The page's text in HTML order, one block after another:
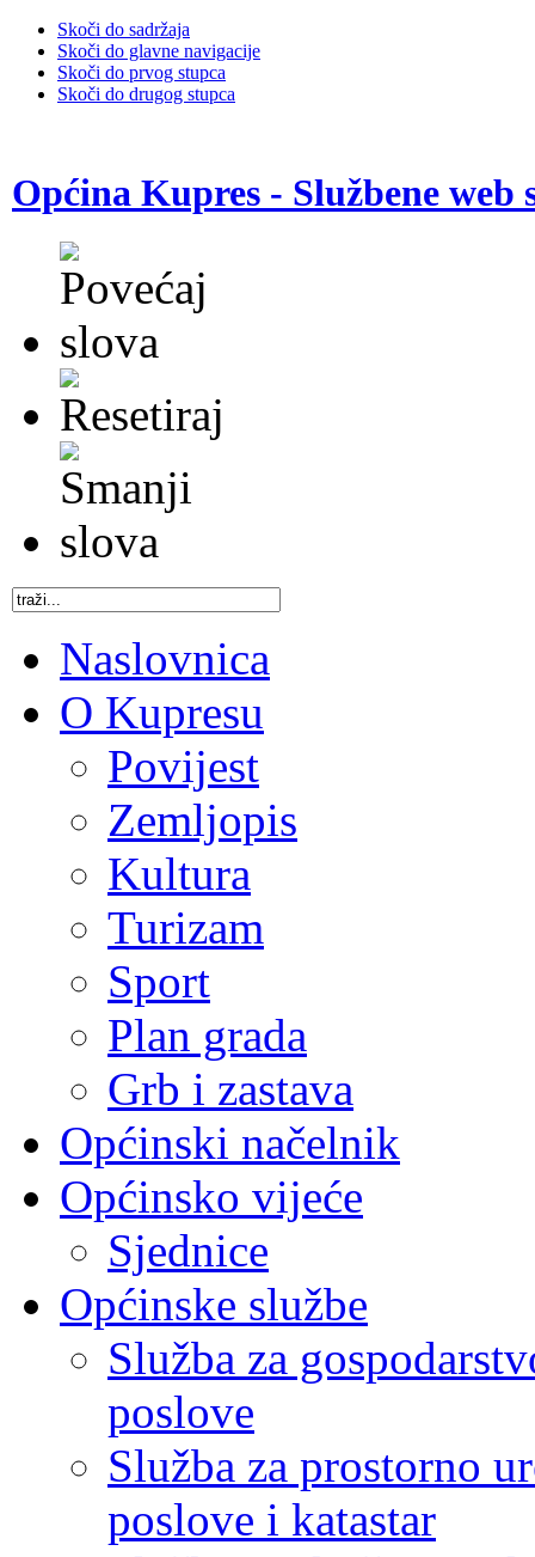
Skoči do sadržaja
Skoči do glavne navigacije
Skoči do prvog stupca
Skoči do drugog stupca
Općina Kupres - Službene web
Naslovnica
O Kupresu
Povijest
Zemljopis
Kultura
Turizam
Sport
Plan grada
Grb i zastava
Općinski načelnik
Općinsko vijeće
Sjednice
Općinske službe
Služba za
poslove
Služba za prostorno
poslove i katastar